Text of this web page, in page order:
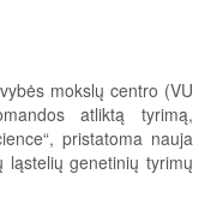
mokslų centro (VU
atliktą tyrimą,
pristatoma nauja
ląstelių genetinių tyrimų